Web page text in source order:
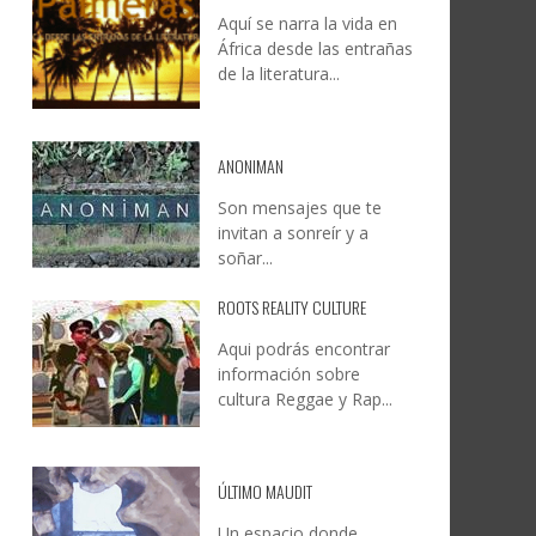
Y
DOCANARIAS CONVOCA A
INSTITUCIONES A REFLEXIONAR
SOBRE LA INTERNACIONALIZACIÓN
CREATIVA CANARIA, 6 AGOSTO, 2026
JESÚS RODRÍGUEZ FALCÓN:
NATURALEZA, CAMINO Y
FOTOGRAFÍA
Aquí se narra la vida en
África desde las entrañas
de la literatura...
ANONIMAN
Son mensajes que te
invitan a sonreír y a
soñar...
ROOTS REALITY CULTURE
Aqui podrás encontrar
información sobre
cultura Reggae y Rap...
ÚLTIMO MAUDIT